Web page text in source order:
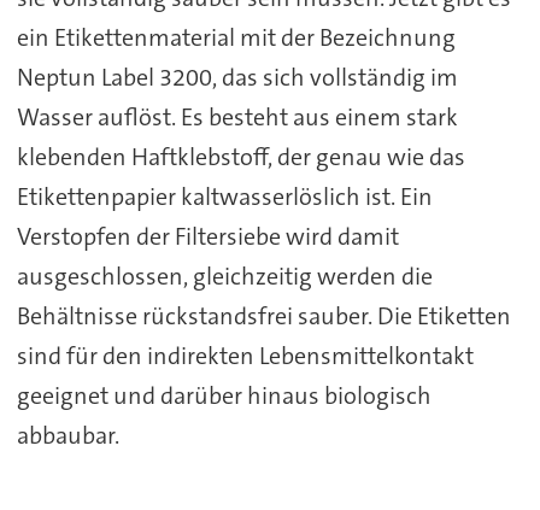
ein Etikettenmaterial mit der Bezeichnung
Neptun Label 3200, das sich vollständig im
Wasser auflöst. Es besteht aus einem stark
klebenden Haftklebstoff, der genau wie das
Etikettenpapier kaltwasserlöslich ist. Ein
Verstopfen der Filtersiebe wird damit
ausgeschlossen, gleichzeitig werden die
Behältnisse rückstandsfrei sauber. Die Etiketten
sind für den indirekten Lebensmittelkontakt
geeignet und darüber hinaus biologisch
abbaubar.